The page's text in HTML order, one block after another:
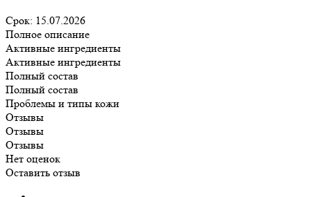
Срок: 15.07.2026
Полное описание
Активные ингредиенты
Активные ингредиенты
Полный состав
Полный состав
Проблемы и типы кожи
Отзывы
Отзывы
Отзывы
Нет оценок
Оставить отзыв